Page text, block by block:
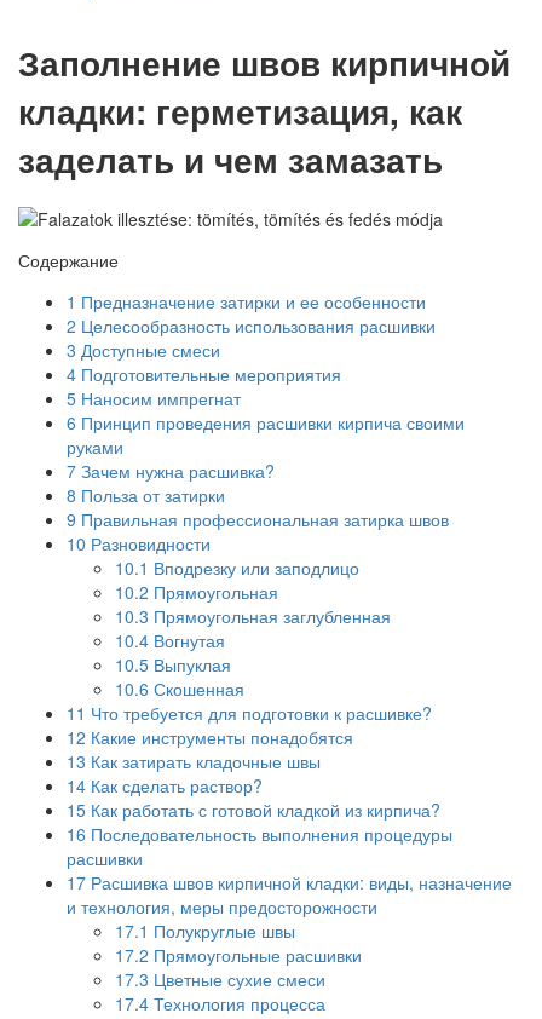
Заполнение швов кирпичной
кладки: герметизация, как
заделать и чем замазать
Содержание
1 Предназначение затирки и ее особенности
2 Целесообразность использования расшивки
3 Доступные смеси
4 Подготовительные мероприятия
5 Наносим импрегнат
6 Принцип проведения расшивки кирпича своими
руками
7 Зачем нужна расшивка?
8 Польза от затирки
9 Правильная профессиональная затирка швов
10 Разновидности
10.1 Вподрезку или заподлицо
10.2 Прямоугольная
10.3 Прямоугольная заглубленная
10.4 Вогнутая
10.5 Выпуклая
10.6 Скошенная
11 Что требуется для подготовки к расшивке?
12 Какие инструменты понадобятся
13 Как затирать кладочные швы
14 Как сделать раствор?
15 Как работать с готовой кладкой из кирпича?
16 Последовательность выполнения процедуры
расшивки
17 Расшивка швов кирпичной кладки: виды, назначение
и технология, меры предосторожности
17.1 Полукруглые швы
17.2 Прямоугольные расшивки
17.3 Цветные сухие смеси
17.4 Технология процесса